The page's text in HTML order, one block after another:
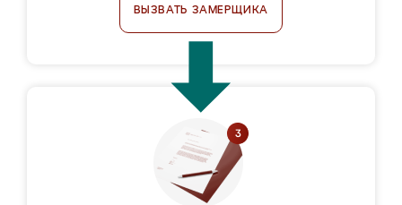
ВЫЗВАТЬ ЗАМЕРЩИКА